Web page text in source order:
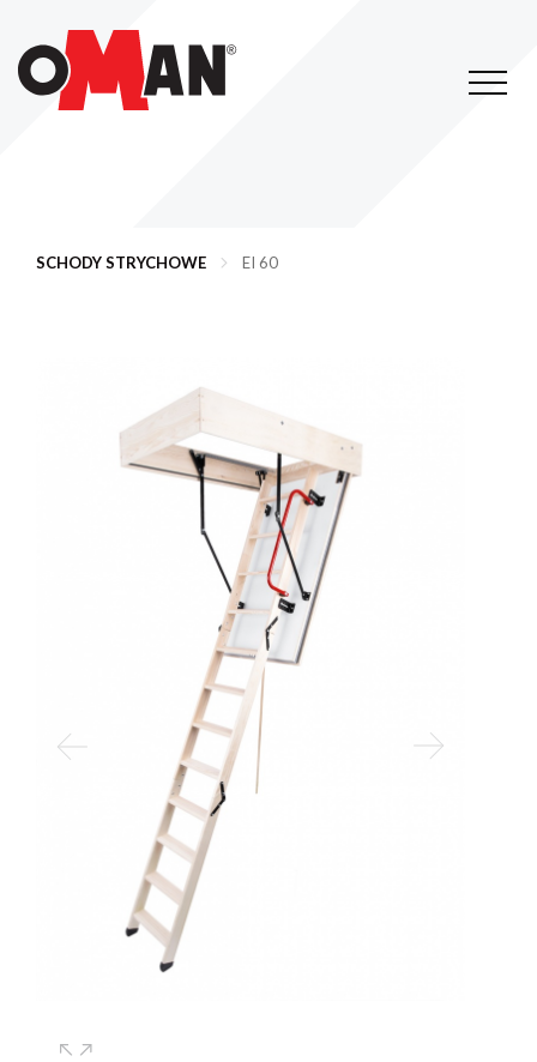
Toggle
SCHODY STRYCHOWE EI 60